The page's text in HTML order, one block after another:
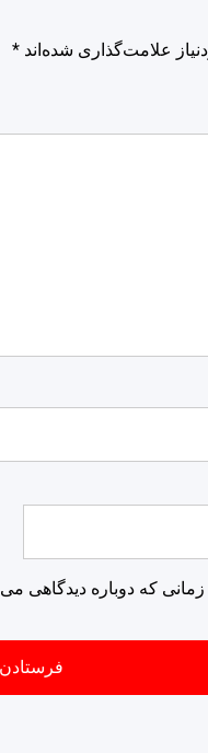
علامت‌گذاری شده‌اند *
که دوباره دیدگاهی